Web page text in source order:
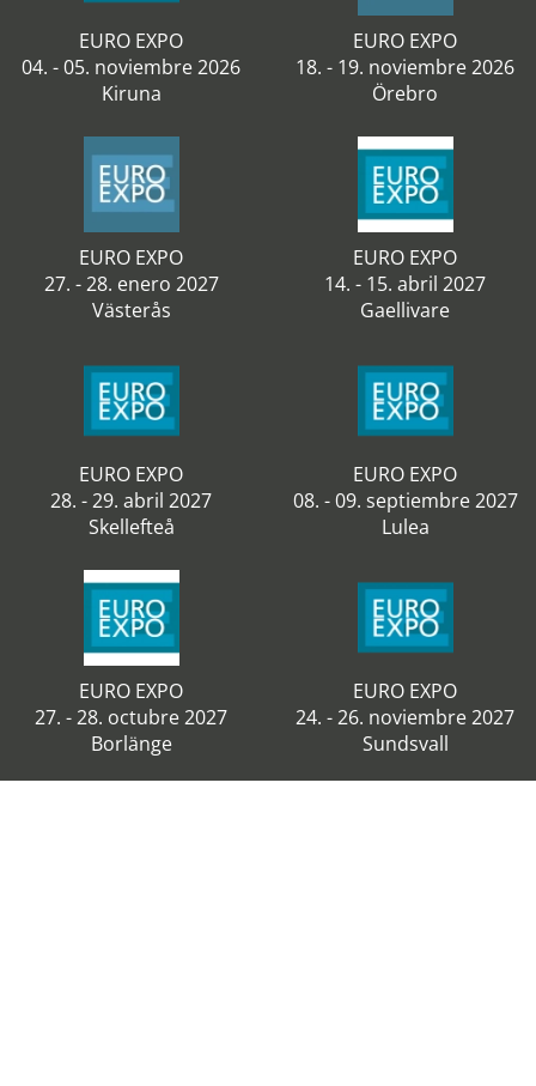
EURO EXPO
04. - 05. noviembre 2026
Kiruna
EURO EXPO
18. - 19. noviembre 2026
Örebro
EURO EXPO
27. - 28. enero 2027
Västerås
EURO EXPO
14. - 15. abril 2027
Gaellivare
EURO EXPO
28. - 29. abril 2027
Skellefteå
EURO EXPO
08. - 09. septiembre 2027
Lulea
EURO EXPO
27. - 28. octubre 2027
Borlänge
EURO EXPO
24. - 26. noviembre 2027
Sundsvall